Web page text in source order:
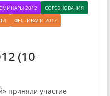
2012
СОРЕВНОВАНИЯ
ФЕСТИВАЛИ 2012
(10-
приняли участие